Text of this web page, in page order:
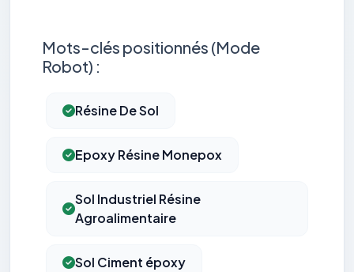
Mots-clés positionnés (Mode
Robot) :
Résine De Sol
Epoxy Résine Monepox
Sol Industriel Résine
Agroalimentaire
Sol Ciment époxy